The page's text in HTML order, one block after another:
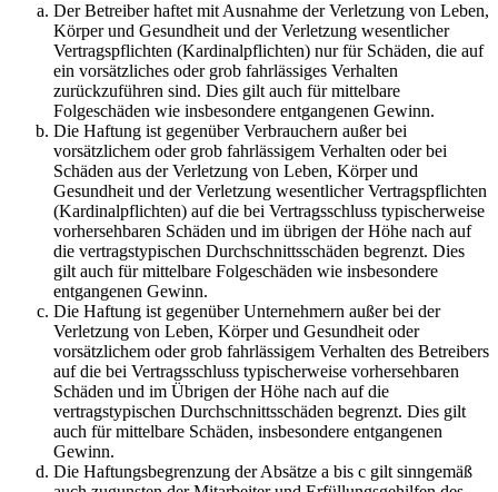
Der Betreiber haftet mit Ausnahme der Verletzung von Leben,
Körper und Gesundheit und der Verletzung wesentlicher
Vertragspflichten (Kardinalpflichten) nur für Schäden, die auf
ein vorsätzliches oder grob fahrlässiges Verhalten
zurückzuführen sind. Dies gilt auch für mittelbare
Folgeschäden wie insbesondere entgangenen Gewinn.
Die Haftung ist gegenüber Verbrauchern außer bei
vorsätzlichem oder grob fahrlässigem Verhalten oder bei
Schäden aus der Verletzung von Leben, Körper und
Gesundheit und der Verletzung wesentlicher Vertragspflichten
(Kardinalpflichten) auf die bei Vertragsschluss typischerweise
vorhersehbaren Schäden und im übrigen der Höhe nach auf
die vertragstypischen Durchschnittsschäden begrenzt. Dies
gilt auch für mittelbare Folgeschäden wie insbesondere
entgangenen Gewinn.
Die Haftung ist gegenüber Unternehmern außer bei der
Verletzung von Leben, Körper und Gesundheit oder
vorsätzlichem oder grob fahrlässigem Verhalten des Betreibers
auf die bei Vertragsschluss typischerweise vorhersehbaren
Schäden und im Übrigen der Höhe nach auf die
vertragstypischen Durchschnittsschäden begrenzt. Dies gilt
auch für mittelbare Schäden, insbesondere entgangenen
Gewinn.
Die Haftungsbegrenzung der Absätze a bis c gilt sinngemäß